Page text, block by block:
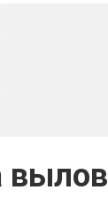
вылов